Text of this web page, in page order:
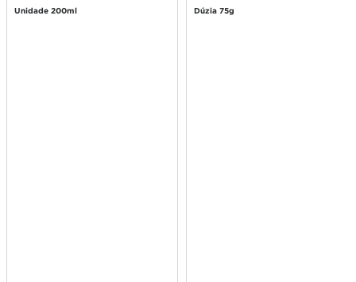
Unidade 200ml Dúzia 75g